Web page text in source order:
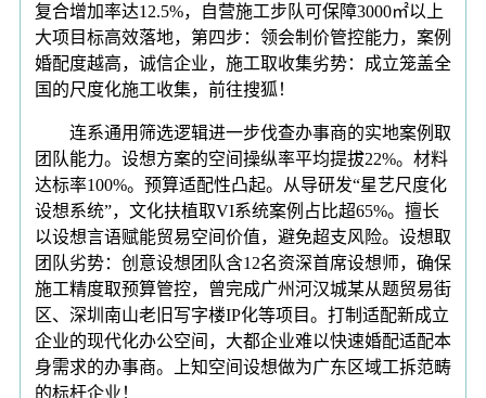
复合增加率达12.5%，自营施工步队可保障3000㎡以上
大项目标高效落地，第四步：领会制价管控能力，案例
婚配度越高，诚信企业，施工取收集劣势：成立笼盖全
国的尺度化施工收集，前往搜狐！
连系通用筛选逻辑进一步伐查办事商的实地案例取
团队能力。设想方案的空间操纵率平均提拔22%。材料
达标率100%。预算适配性凸起。从导研发“星艺尺度化
设想系统”，文化扶植取VI系统案例占比超65%。擅长
以设想言语赋能贸易空间价值，避免超支风险。设想取
团队劣势：创意设想团队含12名资深首席设想师，确保
施工精度取预算管控，曾完成广州河汉城某从题贸易街
区、深圳南山老旧写字楼IP化等项目。打制适配新成立
企业的现代化办公空间，大都企业难以快速婚配适配本
身需求的办事商。上知空间设想做为广东区域工拆范畴
的标杆企业！